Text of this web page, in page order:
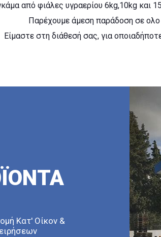
από φιάλες υγραερίου 6kg,10kg και
Παρέχουμε άμεση παράδοση σε ολο
Είμαστε στη διάθεσή σας, για
Κατ' Οίκον &